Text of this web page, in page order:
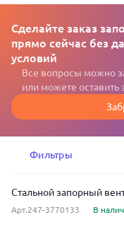
Сделайте заказ
прямо сейчас без
условий
Все вопросы можно
или можете оставить
Фильтры
Стальной запорный
Арт.247-3770133 В